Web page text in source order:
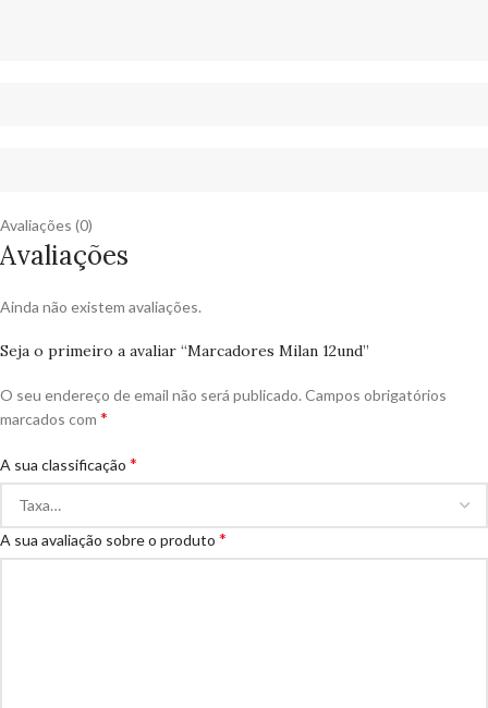
Avaliações (0)
Avaliações
Ainda não existem avaliações.
Seja o primeiro a avaliar “Marcadores Milan 12und”
O seu endereço de email não será publicado. Campos obrigatórios
marcados com *
A sua classificação *
A sua avaliação sobre o produto *